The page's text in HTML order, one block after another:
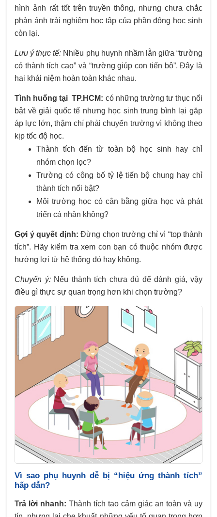
hình ảnh rất tốt trên truyền thông, nhưng chưa chắc
phản ánh trải nghiệm học tập của phần đông học sinh
còn lại.
Lưu ý thực tế: Nhiều phụ huynh nhầm lẫn giữa “trường
có thành tích cao” và “trường giúp con tiến bộ”. Đây là
hai khái niệm hoàn toàn khác nhau.
Tình huống tại TP.HCM: có những trường tư thục nổi
bật về giải quốc tế nhưng học sinh trung bình lại gặp
áp lực lớn, thậm chí phải chuyển trường vì không theo
kịp tốc độ học.
Thành tích đến từ toàn bộ học sinh hay chỉ
nhóm chọn lọc?
Trường có công bố tỷ lệ tiến bộ chung hay chỉ
thành tích nổi bật?
Môi trường học có cân bằng giữa học và phát
triển cá nhân không?
Gợi ý quyết định: Đừng chọn trường chỉ vì “top thành
tích”. Hãy kiểm tra xem con bạn có thuộc nhóm được
hưởng lợi từ hệ thống đó hay không.
Chuyển ý:Nếu thành tích chưa đủ để đánh giá, vậy
điều gì thực sự quan trọng hơn khi chọn trường?
Vì sao phụ huynh dễ bị “hiệu ứng thành tích”
hấp dẫn?
Trả lời nhanh: Thành tích tạo cảm giác an toàn và uy